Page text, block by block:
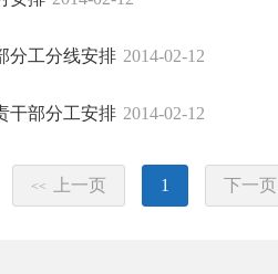
分工分线安排 2014-02-12
干部分工安排 2014-02-12
<< 上一页 1 下一页